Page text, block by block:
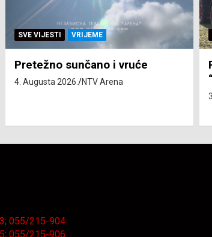
SVE VIJESTI ZEMLJA
Pravo na subvenciju za traktor
“Belarus” ostvarila 84 korisnika
055/215-904
055/215-906